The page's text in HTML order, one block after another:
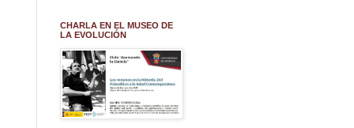
CHARLA EN EL MUSEO DE
LA EVOLUCIÓN